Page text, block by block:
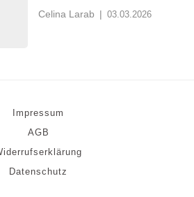
Celina Larab | 03.03.2026
Impressum
AGB
Datenschutz